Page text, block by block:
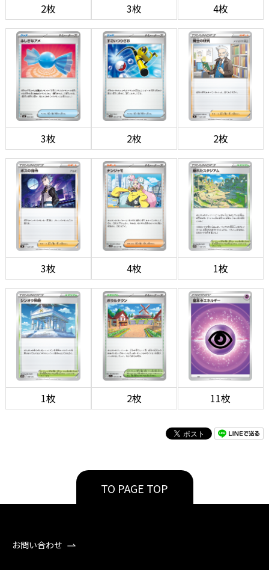
2枚 3枚 4枚
3枚 2枚 2枚
3枚 4枚 1枚
1枚 2枚 11枚
TO PAGE TOP
お問い合わせ